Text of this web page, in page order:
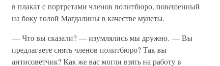
в плакат с портретами членов политбюро, повешенный
на боку голой Магдалины в качестве мулеты.
— Что вы сказали? — изумлялись мы дружно. — Вы
предлагаете снять членов политбюро? Так вы
антисоветчик? Как же вас могли взять на работу в